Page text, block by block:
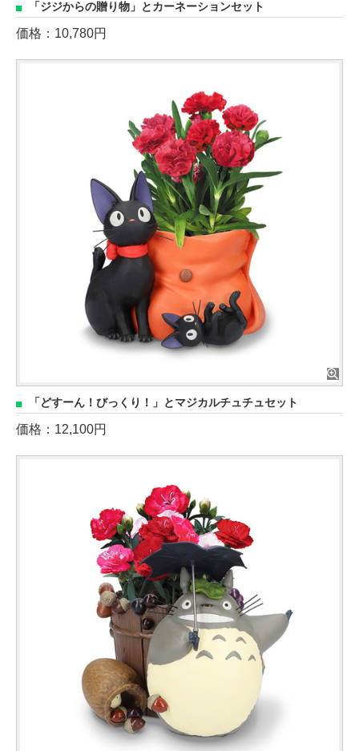
「ジジからの贈り物」とカーネーションセット
価格：10,780円
「どすーん！びっくり！」とマジカルチュチュセット
価格：12,100円